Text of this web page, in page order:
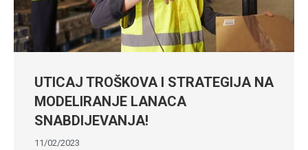
UTICAJ TROŠKOVA I STRATEGIJA NA
MODELIRANJE LANACA
SNABDIJEVANJA!
11/02/2023